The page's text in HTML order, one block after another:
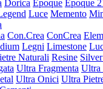
Dorica Epoque Epoque
Luce Memento
Con.Crea ConCrea
Legni Limestone
Naturali Resine
Ultra Fragmenta Ultra
Ultra Onici Ultra